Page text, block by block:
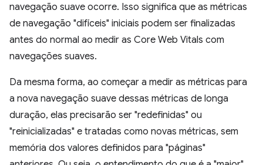
navegação suave ocorre. Isso significa que as métricas
de navegação "difíceis" iniciais podem ser finalizadas
antes do normal ao medir as Core Web Vitals com
navegações suaves.
Da mesma forma, ao começar a medir as métricas para
a nova navegação suave dessas métricas de longa
duração, elas precisarão ser "redefinidas" ou
"reinicializadas" e tratadas como novas métricas, sem
memória dos valores definidos para "páginas"